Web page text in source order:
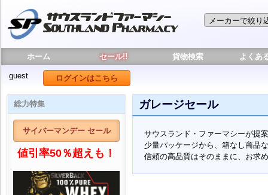
ホーム セール!! 貨物検索 よくあ
guest ログインはこちら
総力特集
サイバーマンデー セール
値引率50％超えも！
ガレージセール
サウスランド・ファーマシーが提
少量パッケージから、箱なし商品
信頼の高品質はそのままに、お求